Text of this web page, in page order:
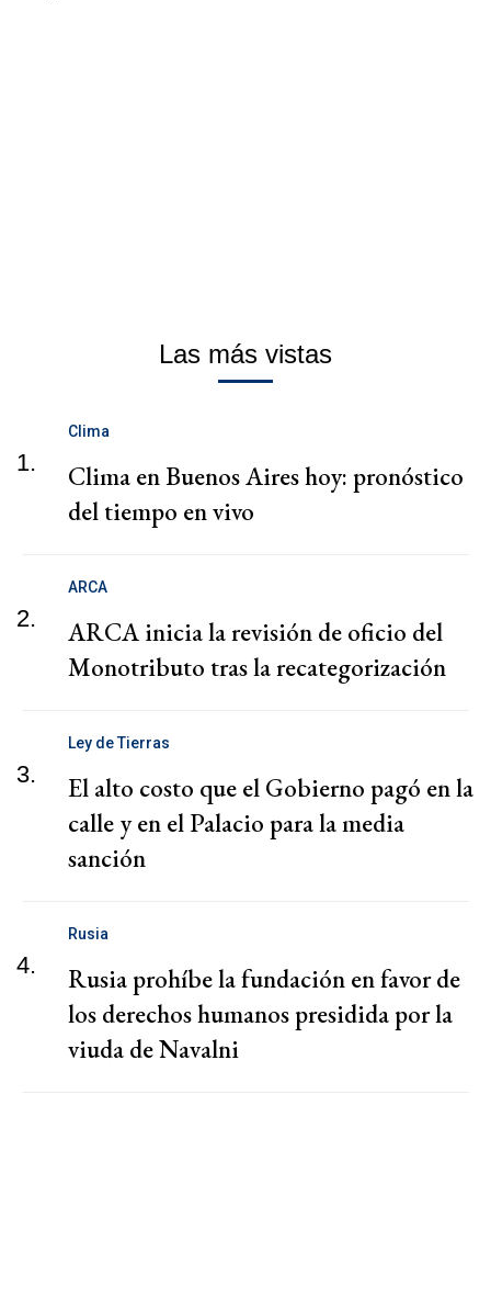
Las más vistas
1.
Clima
Clima en Buenos Aires hoy: pronóstico
del tiempo en vivo
2.
ARCA
ARCA inicia la revisión de oficio del
Monotributo tras la recategorización
3.
Ley de Tierras
El alto costo que el Gobierno pagó en la
calle y en el Palacio para la media
sanción
4.
Rusia
Rusia prohíbe la fundación en favor de
los derechos humanos presidida por la
viuda de Navalni